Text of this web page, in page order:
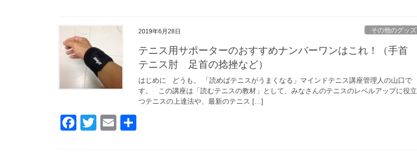
c
e
b
o
o
tt
ail
2019年6月28日 その他のグッズ
テニス用サポーターのおすすめナンバーワンはこれ！（手首
テニス肘 足首の捻挫など）
はじめに どうも。 「読めばテニスがうまくなる」マインドテニス講座管理人の山口で
す。 この講座は「読むテニスの教材」として、みなさんのテニスのレベルアップに役立
つテニスの上達法や、最新のテニス […]
F
T
E